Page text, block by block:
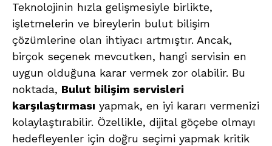
Teknolojinin hızla gelişmesiyle birlikte,
işletmelerin ve bireylerin bulut bilişim
çözümlerine olan ihtiyacı artmıştır. Ancak,
birçok seçenek mevcutken, hangi servisin en
uygun olduğuna karar vermek zor olabilir. Bu
noktada, Bulut bilişim servisleri
karşılaştırması yapmak, en iyi kararı vermenizi
kolaylaştırabilir. Özellikle, dijital göçebe olmayı
hedefleyenler için doğru seçimi yapmak kritik